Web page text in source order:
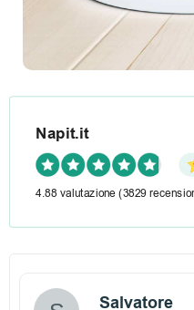
l
i
b
e
r
o
Napit.it
4.88 valutazione (3829
Salvatore